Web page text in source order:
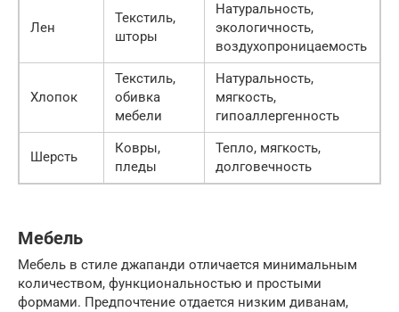
Лен
Текстиль,
шторы
Натуральность,
экологичность,
воздухопроницаемость
Хлопок
Текстиль,
обивка
мебели
Натуральность,
мягкость,
гипоаллергенность
Шерсть
Ковры,
пледы
Тепло, мягкость,
долговечность
Мебель
Мебель в стиле джапанди отличается минимальным
количеством, функциональностью и простыми
формами. Предпочтение отдается низким диванам,